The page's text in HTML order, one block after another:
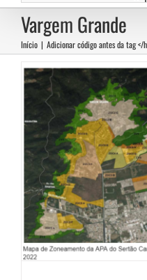
Vargem Grande
Início | Adicionar código antes da tag </